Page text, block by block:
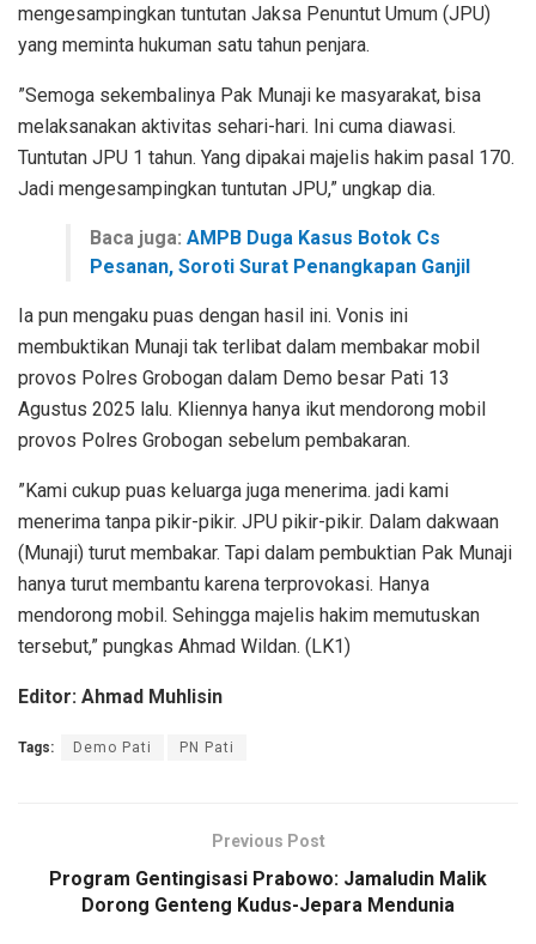
mengesampingkan tuntutan Jaksa Penuntut Umum (JPU)
yang meminta hukuman satu tahun penjara.
”Semoga sekembalinya Pak Munaji ke masyarakat, bisa
melaksanakan aktivitas sehari-hari. Ini cuma diawasi.
Tuntutan JPU 1 tahun. Yang dipakai majelis hakim pasal 170.
Jadi mengesampingkan tuntutan JPU,” ungkap dia.
Baca juga: AMPB Duga Kasus Botok Cs
Pesanan, Soroti Surat Penangkapan Ganjil
Ia pun mengaku puas dengan hasil ini. Vonis ini
membuktikan Munaji tak terlibat dalam membakar mobil
provos Polres Grobogan dalam Demo besar Pati 13
Agustus 2025 lalu. Kliennya hanya ikut mendorong mobil
provos Polres Grobogan sebelum pembakaran.
”Kami cukup puas keluarga juga menerima. jadi kami
menerima tanpa pikir-pikir. JPU pikir-pikir. Dalam dakwaan
(Munaji) turut membakar. Tapi dalam pembuktian Pak Munaji
hanya turut membantu karena terprovokasi. Hanya
mendorong mobil. Sehingga majelis hakim memutuskan
tersebut,” pungkas Ahmad Wildan. (LK1)
Editor: Ahmad Muhlisin
Tags: Demo Pati PN Pati
Previous Post
Program Gentingisasi Prabowo: Jamaludin Malik
Dorong Genteng Kudus-Jepara Mendunia